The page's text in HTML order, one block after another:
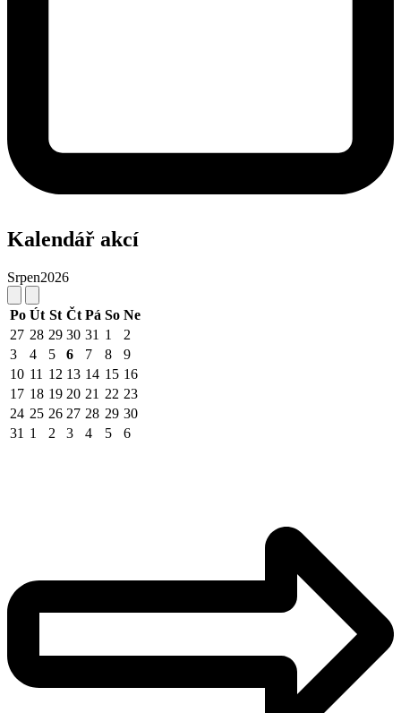
Kalendář akcí
Srpen2026
Po Út St Čt Pá So Ne
27 28 29 30 31 1
2
3
4 5 6 7 8
9
10 11 12 13 14 15 16
17 18 19 20 21 22 23
24 25 26 27 28 29 30
31 1 2 3 4 5 6